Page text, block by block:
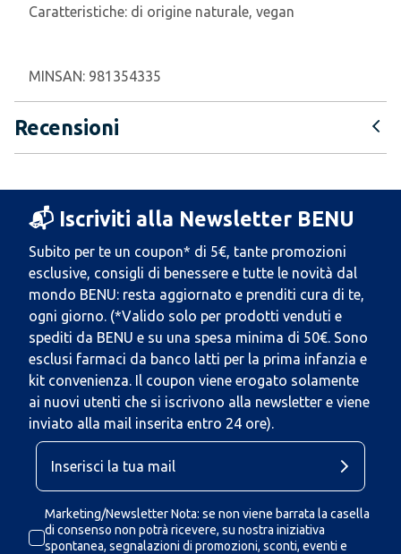
Caratteristiche: di origine naturale, vegan
MINSAN: 981354335
Recensioni
📬 Iscriviti alla Newsletter BENU
Subito per te un coupon* di 5€, tante promozioni
esclusive, consigli di benessere e tutte le novità dal
mondo BENU: resta aggiornato e prenditi cura di te,
ogni giorno. (*Valido solo per prodotti venduti e
spediti da BENU e su una spesa minima di 50€. Sono
esclusi farmaci da banco latti per la prima infanzia e
kit convenienza. Il coupon viene erogato solamente
ai nuovi utenti che si iscrivono alla newsletter e viene
inviato alla mail inserita entro 24 ore).
Marketing/Newsletter Nota: se non viene barrata la casella
di consenso non potrà ricevere, su nostra iniziativa
spontanea, segnalazioni di promozioni, sconti, eventi e